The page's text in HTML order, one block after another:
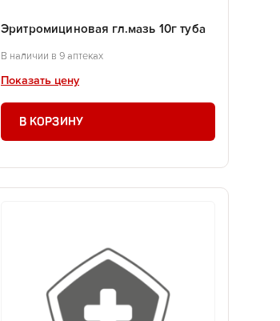
Эритромициновая гл.мазь 10г туба
В наличии в 9 аптеках
Показать цену
В КОРЗИНУ